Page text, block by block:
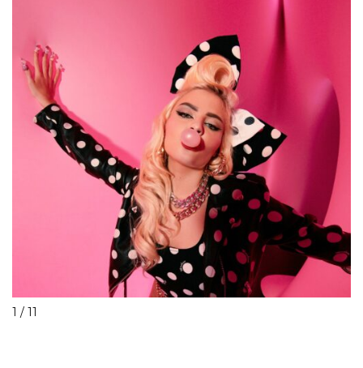
1 / 11